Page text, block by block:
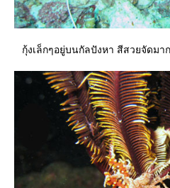
กุ้งเล็กๆอยู่บนกัลปังหา สีสวยจัดม